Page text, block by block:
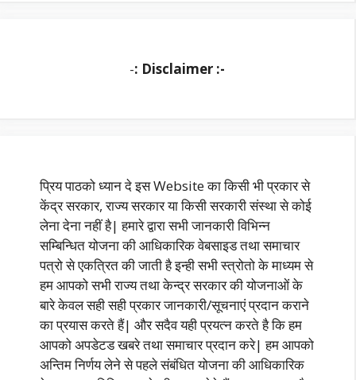
-: Disclaimer :-
प्रिय पाठको ध्यान दे इस Website का किसी भी प्रकार से
केंद्र सरकार, राज्य सरकार या किसी सरकारी संस्था से कोई
लेना देना नहीं है| हमारे द्वारा सभी जानकारी विभिन्न
सम्बिन्धित योजना की आधिकारिक वेबसाइड तथा समाचार
पत्रो से एकत्रित की जाती है इन्ही सभी स्त्रोतो के माध्यम से
हम आपको सभी राज्य तथा केन्द्र सरकार की योजनाओं के
बारे केवल सही सही प्रकार जानकारी/सूचनाएं प्रदान कराने
का प्रयास करते हैं| और सदैव यही प्रयत्न करते है कि हम
आपको अपडेटड खबरे तथा समाचार प्रदान करे| हम आपको
अन्तिम निर्णय लेने से पहले संबंधित योजना की आधिकारिक